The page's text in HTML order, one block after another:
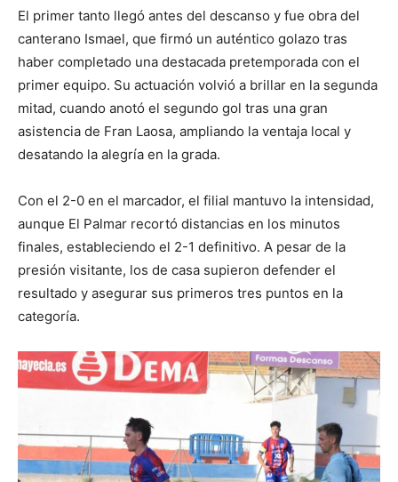
El primer tanto llegó antes del descanso y fue obra del
canterano Ismael, que firmó un auténtico golazo tras
haber completado una destacada pretemporada con el
primer equipo. Su actuación volvió a brillar en la segunda
mitad, cuando anotó el segundo gol tras una gran
asistencia de Fran Laosa, ampliando la ventaja local y
desatando la alegría en la grada.
Con el 2-0 en el marcador, el filial mantuvo la intensidad,
aunque El Palmar recortó distancias en los minutos
finales, estableciendo el 2-1 definitivo. A pesar de la
presión visitante, los de casa supieron defender el
resultado y asegurar sus primeros tres puntos en la
categoría.